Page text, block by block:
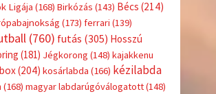
Ligája (168) Birkózás (143) Bécs (214)
(173) ferrari (139)
(760) futás (305) Hosszú
(181) Jégkorong (148) kajakkenu
(204) kosárlabda (166) kézilabda
(168) magyar labdarúgóválogatott(148)